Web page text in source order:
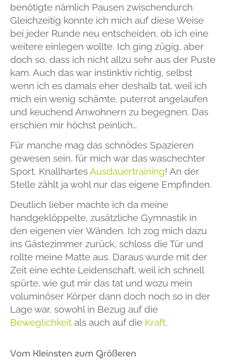
benötigte nämlich Pausen zwischendurch.
Gleichzeitig konnte ich mich auf diese Weise
bei jeder Runde neu entscheiden, ob ich eine
weitere einlegen wollte. Ich ging zügig, aber
doch so, dass ich nicht allzu sehr aus der Puste
kam. Auch das war instinktiv richtig, selbst
wenn ich es damals eher deshalb tat, weil ich
mich ein wenig schämte, puterrot angelaufen
und keuchend Anwohnern zu begegnen. Das
erschien mir höchst peinlich…
Für manche mag das schnödes Spazieren
gewesen sein, für mich war das waschechter
Sport. KnallhartesAusdauertraining! An der
Stelle zählt ja wohl nur das eigene Empfinden.
Deutlich lieber machte ich da meine
handgeklöppelte, zusätzliche Gymnastik in
den eigenen vier Wänden. Ich zog mich dazu
ins Gästezimmer zurück, schloss die Tür und
rollte meine Matte aus. Daraus wurde mit der
Zeit eine echte Leidenschaft, weil ich schnell
spürte, wie gut mir das tat und wozu mein
voluminöser Körper dann doch noch so in der
Lage war, sowohl in Bezug auf die
Beweglichkeit als auch auf die Kraft.
Vom Kleinsten zum Größeren